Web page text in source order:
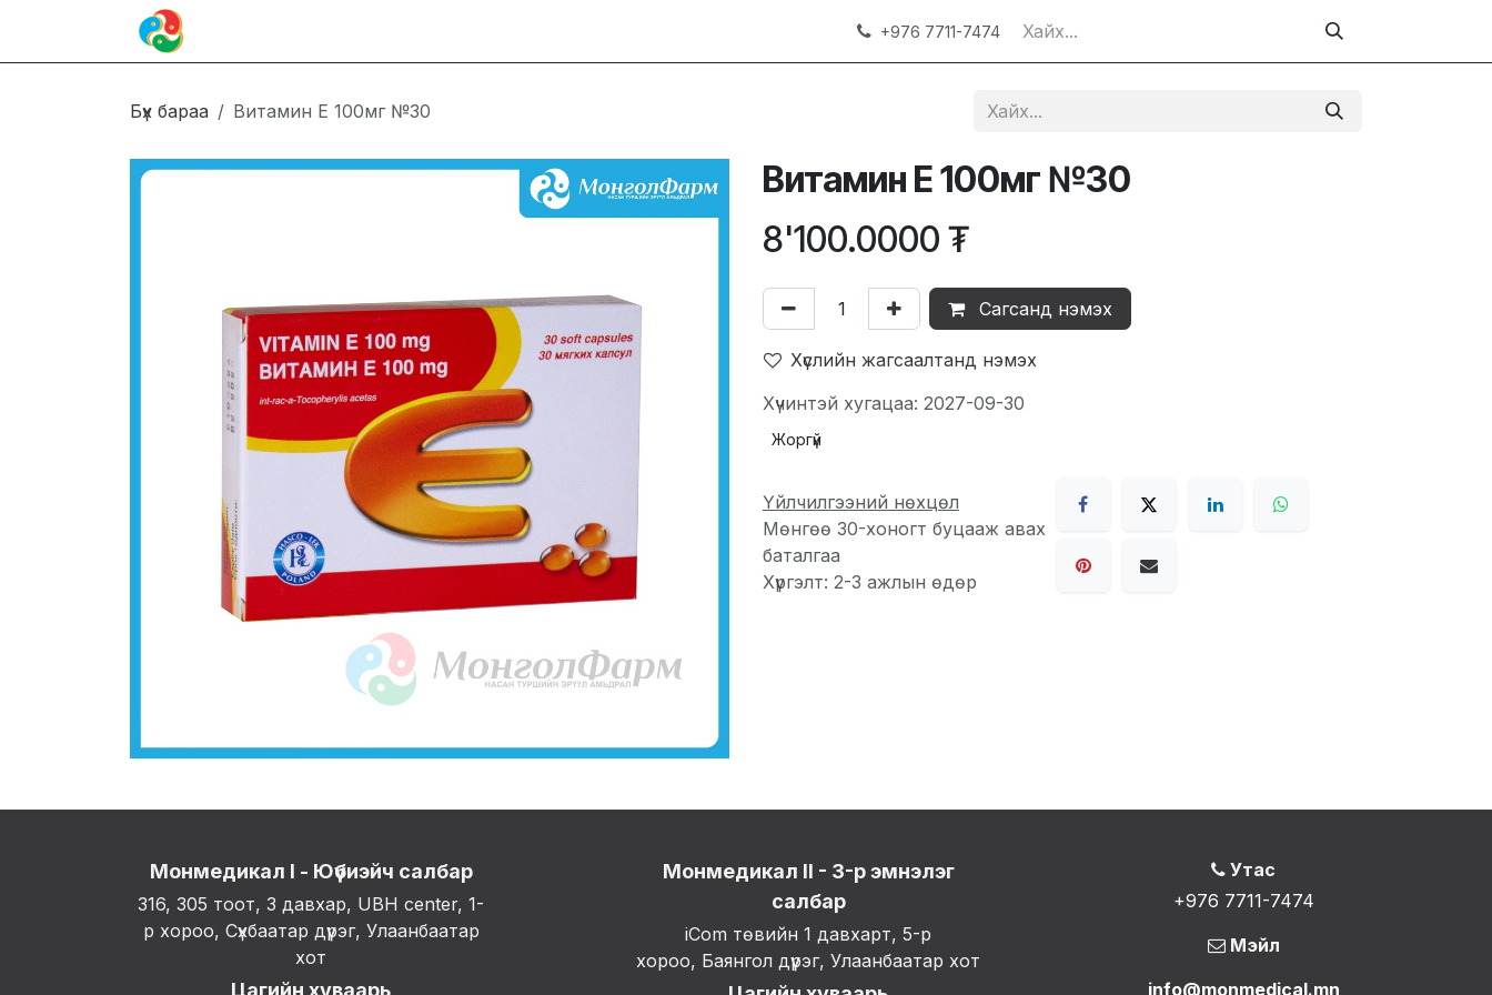
+976 7711-7474
Бүх бараа Витамин Е 100мг №30
Витамин Е 100мг №30
8'100.0000 ₮
Сагсанд нэмэх
Хүслийн жагсаалтанд нэмэх
Хүчинтэй хугацаа: 2027-09-30
Жоргүй
Үйлчилгээний нөхцөл
Мөнгөө 30-хоногт буцааж авах
баталгаа
Хүргэлт: 2-3 ажлын өдөр
Утас
+976 7711-7474
Мэйл
info@monmedical.mn
Монмедикал II - 3-р эмнэлэг
салбар
iCom төвийн 1 давхарт, 5-р
хороо, Баянгол дүүрэг, Улаанбаатар хот
Монмедикал I - Юүбиэйч салбар
316, 305 тоот, 3 давхар, UBH center, 1-
р хороо, Сүхбаатар дүүрэг, Улаанбаатар
хот